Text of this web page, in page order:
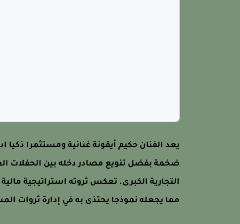
يعد الفنان حكيم أيقونة غنائية ومستثمرا ذكيا
ضخمة بفضل تنويع مصادر دخله بين الحفلات
التجارية الكبرى. تعكس ثروته استراتيجية
مما يجعله نموذجا يحتذى به في إدارة ثروات